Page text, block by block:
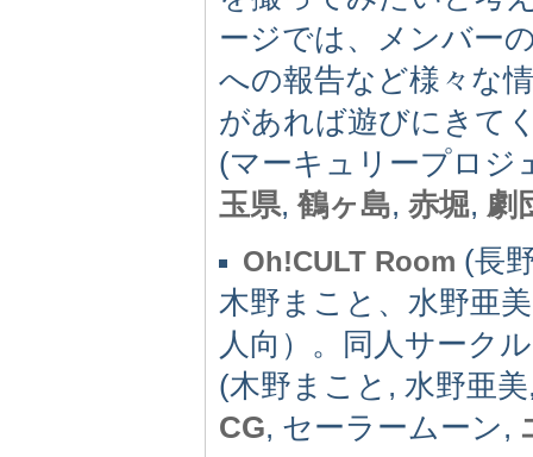
ージでは、メンバー
への報告など様々な
があれば遊びにきて
(マーキュリープロ
玉県,鶴ヶ島, 赤堀, 劇
Oh!CULT Room (長
木野まこと、水野亜
人向）。同人サーク
(木野まこと, 水野亜
CG, セーラームーン,